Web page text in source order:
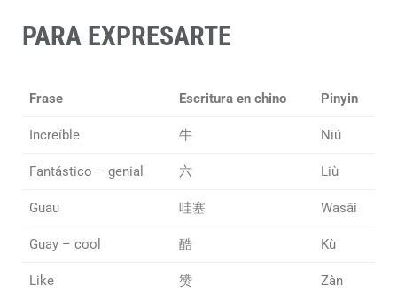
PARA EXPRESARTE
Frase Escritura en chino Pinyin
Increíble 牛 Niú
Fantástico – genial 六 Liù
Guau 哇塞 Wasāi
Guay – cool 酷 Kù
Like 赞 Zàn